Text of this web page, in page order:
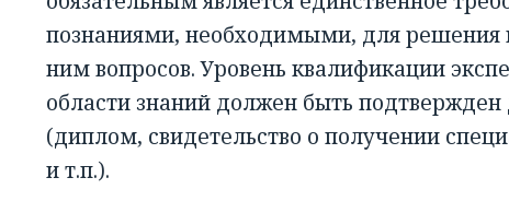
познаниями, необходимыми, для решения
ним вопросов. Уровень квалификации
области знаний должен быть
(диплом, свидетельство о получении
и т.п.).